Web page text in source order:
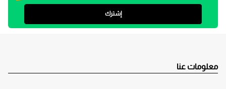
إشترك
معلومات عنا